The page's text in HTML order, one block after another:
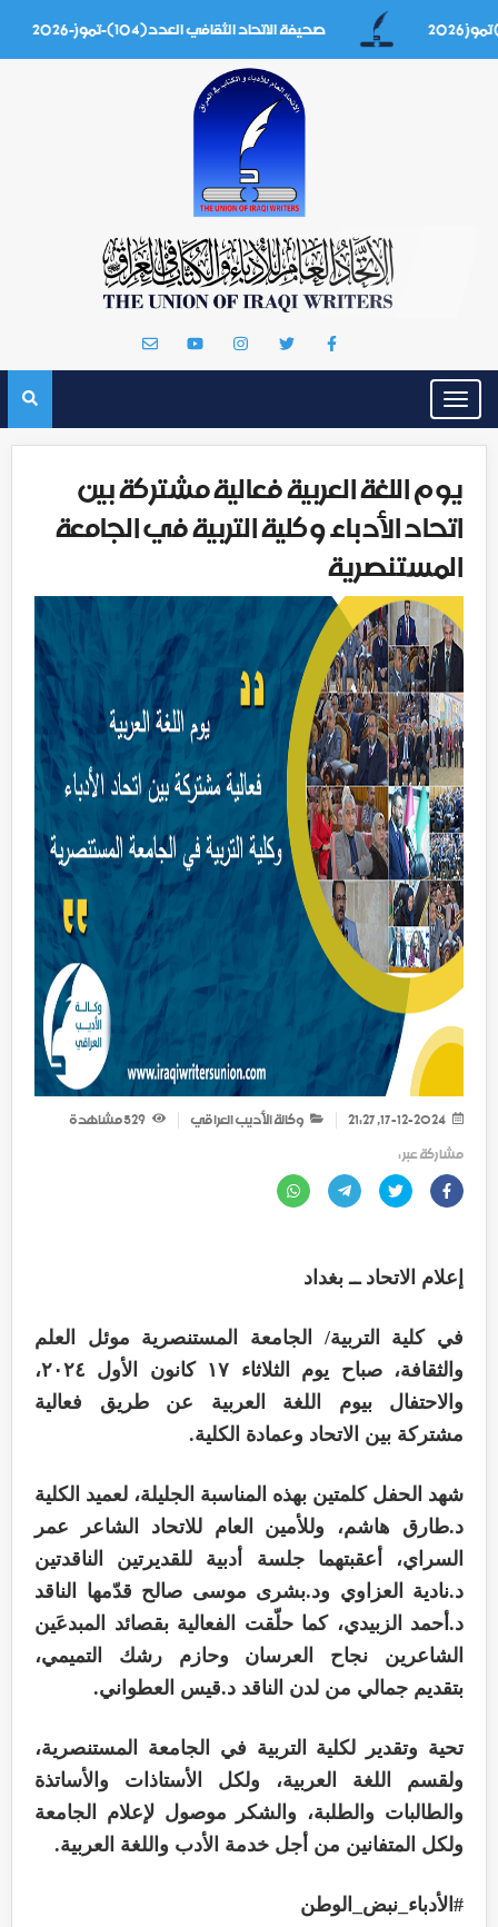
صحيفة الاتحاد الثقافي العدد(104)-تموز-2026
Toggle
navigation
يوم اللغة العربية فعالية مشتركة بين
اتحاد الأدباء وكلية التربية في الجامعة
المستنصرية
وكالة الأديب العراقي 529
مشاهدة
مشاركة عبر :
إعلام الاتحاد ــ بغداد
في كلية التربية/ الجامعة المستنصرية موئل العلم
والثقافة، صباح يوم الثلاثاء ١٧ كانون الأول ٢٠٢٤،
والاحتفال بيوم اللغة العربية عن طريق فعالية
مشتركة بين الاتحاد وعمادة الكلية.
شهد الحفل كلمتين بهذه المناسبة الجليلة، لعميد الكلية
د.طارق هاشم، وللأمين العام للاتحاد الشاعر عمر
السراي، أعقبتهما جلسة أدبية للقديرتين الناقدتين
د.نادية العزاوي ود.بشرى موسى صالح قدّمها الناقد
د.أحمد الزبيدي، كما حلّقت الفعالية بقصائد المبدعَين
الشاعرين نجاح العرسان وحازم رشك التميمي،
بتقديم جمالي من لدن الناقد د.قيس العطواني.
تحية وتقدير لكلية التربية في الجامعة المستنصرية،
ولقسم اللغة العربية، ولكل الأستاذات والأساتذة
والطالبات والطلبة، والشكر موصول لإعلام الجامعة
ولكل المتفانين من أجل خدمة الأدب واللغة العربية.
#الأدباء_نبض_الوطن